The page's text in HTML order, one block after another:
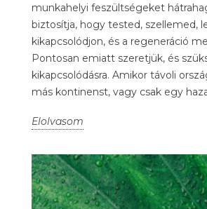
munkahelyi feszültségeket
biztosítja, hogy tested, szellemed,
kikapcsolódjon, és a regeneráció
Pontosan emiatt szeretjük, és
kikapcsolódásra. Amikor távoli
más kontinenst, vagy csak egy
Elolvasom